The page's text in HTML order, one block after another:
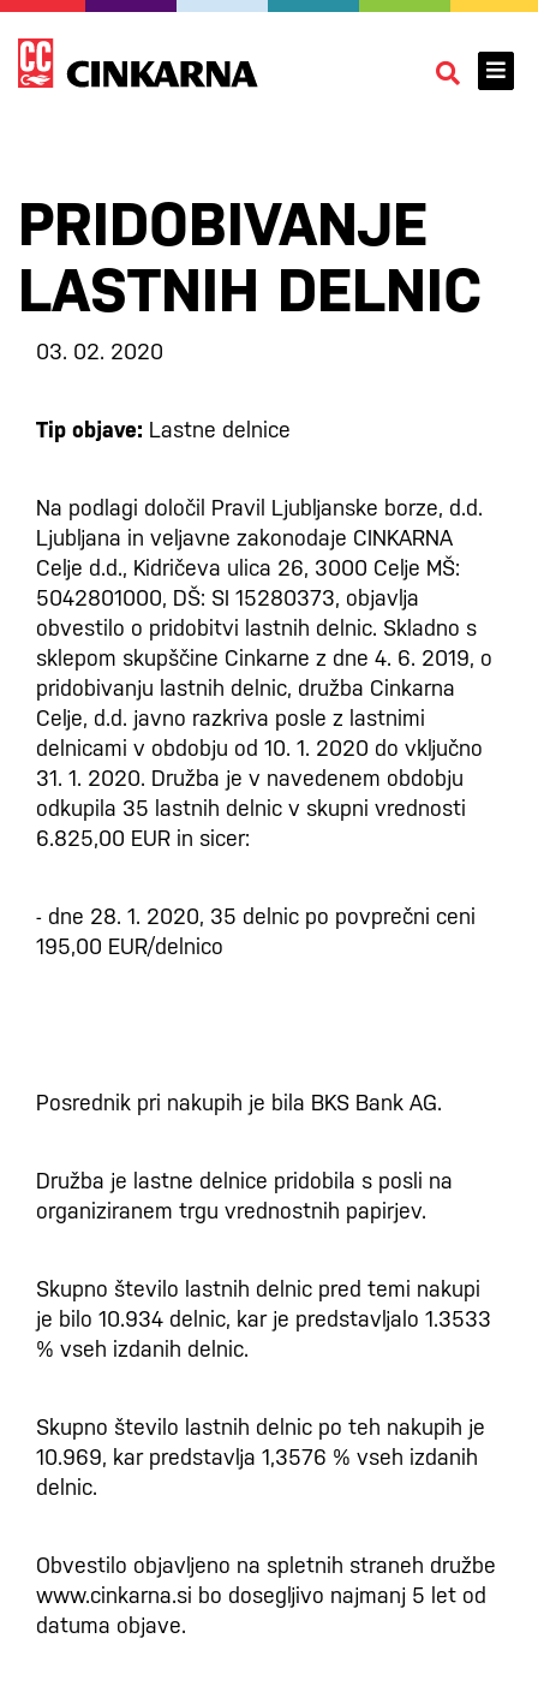
PRIDOBIVANJE
LASTNIH DELNIC
03. 02. 2020
Tip objave: Lastne delnice
Na podlagi določil Pravil Ljubljanske borze, d.d.
Ljubljana in veljavne zakonodaje CINKARNA
Celje d.d., Kidričeva ulica 26, 3000 Celje MŠ:
5042801000, DŠ: SI 15280373, objavlja
obvestilo o pridobitvi lastnih delnic. Skladno s
sklepom skupščine Cinkarne z dne 4. 6. 2019, o
pridobivanju lastnih delnic, družba Cinkarna
Celje, d.d. javno razkriva posle z lastnimi
delnicami v obdobju od 10. 1. 2020 do vključno
31. 1. 2020. Družba je v navedenem obdobju
odkupila 35 lastnih delnic v skupni vrednosti
6.825,00 EUR in sicer:
- dne 28. 1. 2020, 35 delnic po povprečni ceni
195,00 EUR/delnico
Posrednik pri nakupih je bila BKS Bank AG.
Družba je lastne delnice pridobila s posli na
organiziranem trgu vrednostnih papirjev.
Skupno število lastnih delnic pred temi nakupi
je bilo 10.934 delnic, kar je predstavljalo 1.3533
% vseh izdanih delnic.
Skupno število lastnih delnic po teh nakupih je
10.969, kar predstavlja 1,3576 % vseh izdanih
delnic.
Obvestilo objavljeno na spletnih straneh družbe
www.cinkarna.si bo dosegljivo najmanj 5 let od
datuma objave.